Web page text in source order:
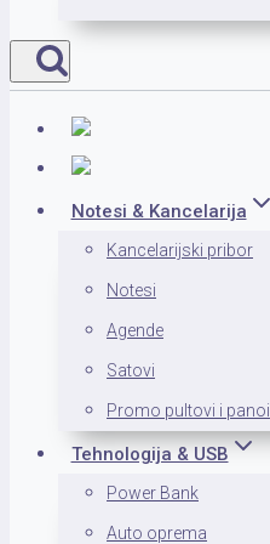
Notesi & Kancelarija
Kancelarijski pribor
Notesi
Agende
Satovi
Promo pultovi i panoi
Tehnologija & USB
Power Bank
Auto oprema